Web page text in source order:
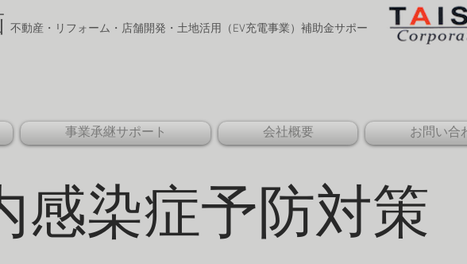
不動産・リフォーム・店舗開発・土地活用 ​（EV充電事業）補助金サポー
事業承継サポート 会社概要 お問い合
感染症予防対策